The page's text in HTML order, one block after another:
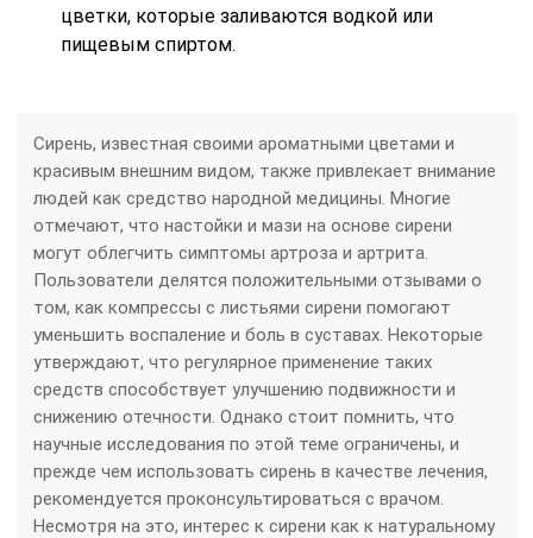
цветки, которые заливаются водкой или
пищевым спиртом.
Сирень, известная своими ароматными цветами и
красивым внешним видом, также привлекает внимание
людей как средство народной медицины. Многие
отмечают, что настойки и мази на основе сирени
могут облегчить симптомы артроза и артрита.
Пользователи делятся положительными отзывами о
том, как компрессы с листьями сирени помогают
уменьшить воспаление и боль в суставах. Некоторые
утверждают, что регулярное применение таких
средств способствует улучшению подвижности и
снижению отечности. Однако стоит помнить, что
научные исследования по этой теме ограничены, и
прежде чем использовать сирень в качестве лечения,
рекомендуется проконсультироваться с врачом.
Несмотря на это, интерес к сирени как к натуральному